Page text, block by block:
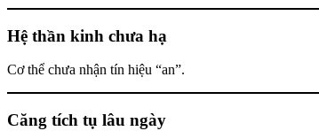
Hệ thần kinh chưa hạ
Cơ thể chưa nhận tín hiệu “an”.
Căng tích tụ lâu ngày